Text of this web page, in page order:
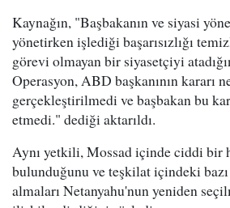
Kaynağın, "Başbakanın ve siyasi
yönetirken işlediği başarısızlığı
görevi olmayan bir siyasetçiyi
Operasyon, ABD başkanının kararı
gerçekleştirilmedi ve başbakan bu
etmedi." dediği aktarıldı.
Aynı yetkili, Mossad içinde ciddi bir
bulunduğunu ve teşkilat içindeki
almaları Netanyahu'nun yeniden